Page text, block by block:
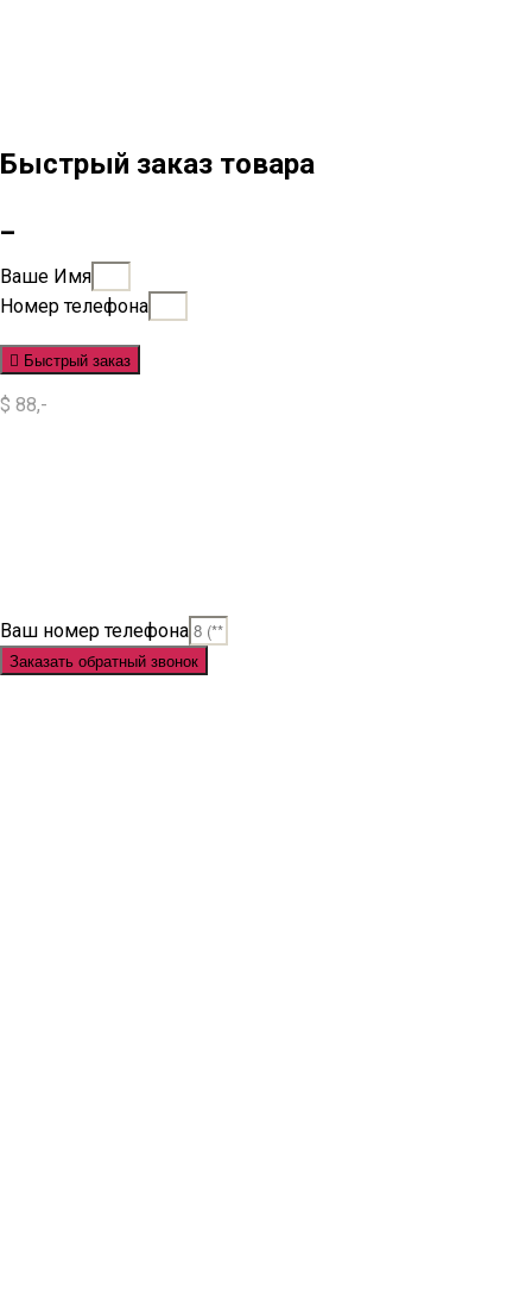
Быстрый заказ товара
Ваше Имя
Номер телефона
Быстрый заказ
$ 88,-
Ваш номер телефона
Заказать обратный звонок